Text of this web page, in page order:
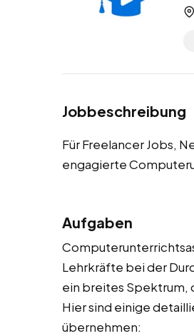
Jobbeschreibung
Für Freelancer Jobs,
engagierte
Aufgaben
Lehrkräfte bei der
ein breites Spektrum,
Hier sind einige
übernehmen: